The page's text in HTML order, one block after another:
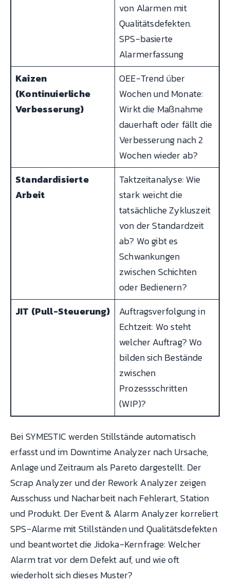
von Alarmen mit
Qualitätsdefekten.
SPS-basierte
Alarmerfassung
Kaizen
(Kontinuierliche
Verbesserung)
OEE-Trend über
Wochen und Monate:
Wirkt die Maßnahme
dauerhaft oder fällt die
Verbesserung nach 2
Wochen wieder ab?
Standardisierte
Arbeit
Taktzeitanalyse: Wie
stark weicht die
tatsächliche Zykluszeit
von der Standardzeit
ab? Wo gibt es
Schwankungen
zwischen Schichten
oder Bedienern?
JIT (Pull-Steuerung)
Auftragsverfolgung in
Echtzeit: Wo steht
welcher Auftrag? Wo
bilden sich Bestände
zwischen
Prozessschritten
(WIP)?
Bei SYMESTIC werden Stillstände automatisch
erfasst und im Downtime Analyzer nach Ursache,
Anlage und Zeitraum als Pareto dargestellt. Der
Scrap Analyzer und der Rework Analyzer zeigen
Ausschuss und Nacharbeit nach Fehlerart, Station
und Produkt. Der Event & Alarm Analyzer korreliert
SPS-Alarme mit Stillständen und Qualitätsdefekten
und beantwortet die Jidoka-Kernfrage: Welcher
Alarm trat vor dem Defekt auf, und wie oft
wiederholt sich dieses Muster?